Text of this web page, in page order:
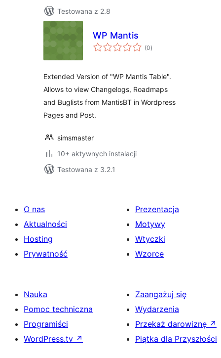
Testowana z 2.8
WP Mantis
(0wszystkich
ocen
)
Extended Version of "WP Mantis Table".
Allows to view Changelogs, Roadmaps
and Buglists from MantisBT in Wordpress
Pages and Post.
simsmaster
10+ aktywnych instalacji
Testowana z 3.2.1
O nas
Aktualności
Hosting
Prywatność
Prezentacja
Motywy
Wtyczki
Wzorce
Nauka
Pomoc techniczna
Programiści
WordPress.tv ↗
Zaangażuj się
Wydarzenia
Przekaż darowiznę ↗
Piątka dla Przyszłości